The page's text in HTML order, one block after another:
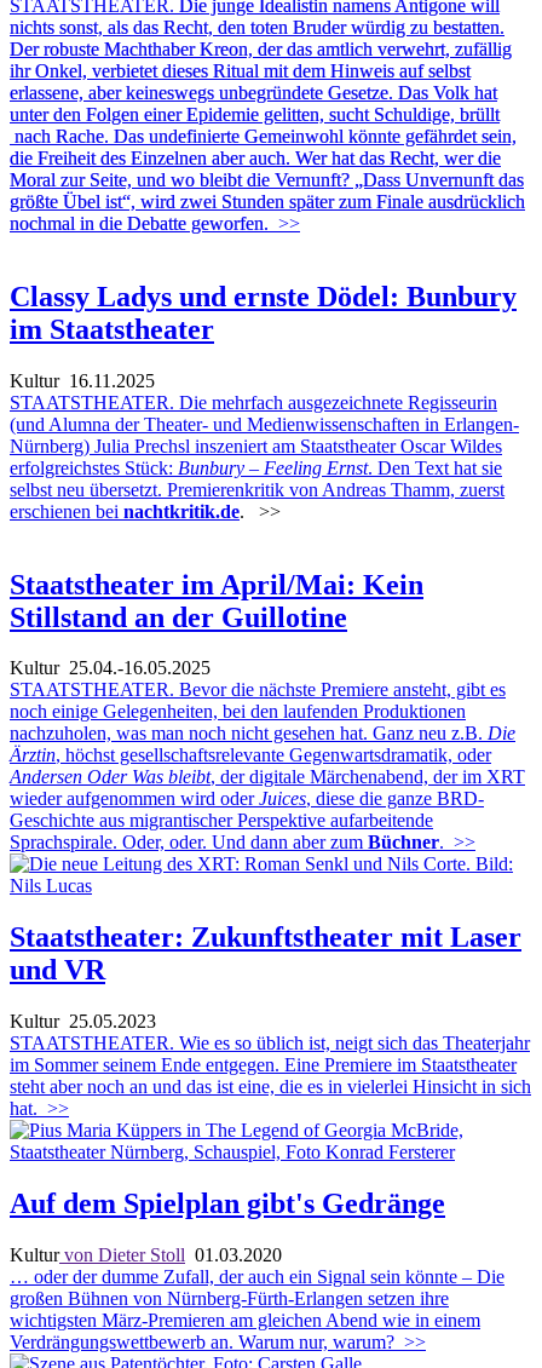
STAATSTHEATER.
Die junge Idealistin namens Antigone will
nichts sonst, als das Recht, den toten Bruder würdig zu bestatten.
Der robuste Machthaber Kreon, der das amtlich verwehrt, zufällig
ihr Onkel, verbietet dieses Ritual mit dem Hinweis auf selbst
erlassene, aber keineswegs unbegründete Gesetze. Das Volk hat
unter den Folgen einer Epidemie gelitten, sucht Schuldige, brüllt
nach Rache. Das undefinierte Gemeinwohl könnte gefährdet sein,
die Freiheit des Einzelnen aber auch. Wer hat das Recht, wer die
Moral zur Seite, und wo bleibt die Vernunft? „Dass Unvernunft das
größte Übel ist“, wird zwei Stunden später zum Finale ausdrücklich
nochmal in die Debatte geworfen. >>
Classy Ladys und ernste Dödel: Bunbury
im Staatstheater
Kultur16.11.2025
STAATSTHEATER. Die mehrfach ausgezeichnete Regisseurin
(und Alumna der Theater- und Medienwissenschaften in Erlangen-
Nürnberg) Julia Prechsl inszeniert am Staatstheater Oscar Wildes
erfolgreichstes Stück: Bunbury – Feeling Ernst. Den Text hat sie
selbst neu übersetzt. Premierenkritik von Andreas Thamm, zuerst
erschienen bei nachtkritik.de. >>
Staatstheater im April/Mai: Kein
Stillstand an der Guillotine
Kultur25.04.-16.05.2025
STAATSTHEATER. Bevor die nächste Premiere ansteht, gibt es
noch einige Gelegenheiten, bei den laufenden Produktionen
nachzuholen, was man noch nicht gesehen hat. Ganz neu z.B. Die
Ärztin, höchst gesellschaftsrelevante Gegenwartsdramatik, oder
Andersen Oder Was bleibt, der digitale Märchenabend, der im XRT
wieder aufgenommen wird oderJuices, diese die ganze BRD-
Geschichte aus migrantischer Perspektive aufarbeitende
Sprachspirale. Oder, oder. Und dann aber zum Büchner. >>
Staatstheater: Zukunftstheater mit Laser
und VR
Kultur25.05.2023
STAATSTHEATER. Wie es so üblich ist, neigt sich das Theaterjahr
im Sommer seinem Ende entgegen. Eine Premiere im Staatstheater
steht aber noch an und das ist eine, die es in vielerlei Hinsicht in sich
hat. >>
Auf dem Spielplan gibt's Gedränge
Kulturvon Dieter Stoll 01.03.2020
… oder der dumme Zufall, der auch ein Signal sein könnte – Die
großen Bühnen von Nürnberg-Fürth-Erlangen setzen ihre
wichtigsten März-Premieren am gleichen Abend wie in einem
Verdrängungswettbewerb an. Warum nur, warum? >>